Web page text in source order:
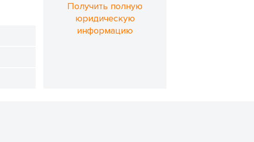
Получить полную
юридическую
информацию